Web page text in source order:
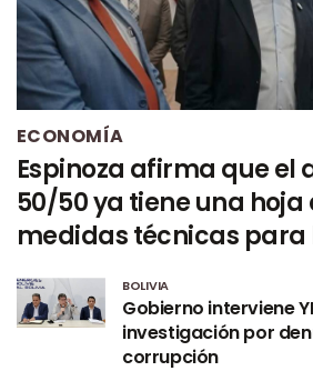
ECONOMÍA
Espinoza afirma que el
50/50 ya tiene una hoja
medidas técnicas para
BOLIVIA
Gobierno interviene
investigación por
corrupción